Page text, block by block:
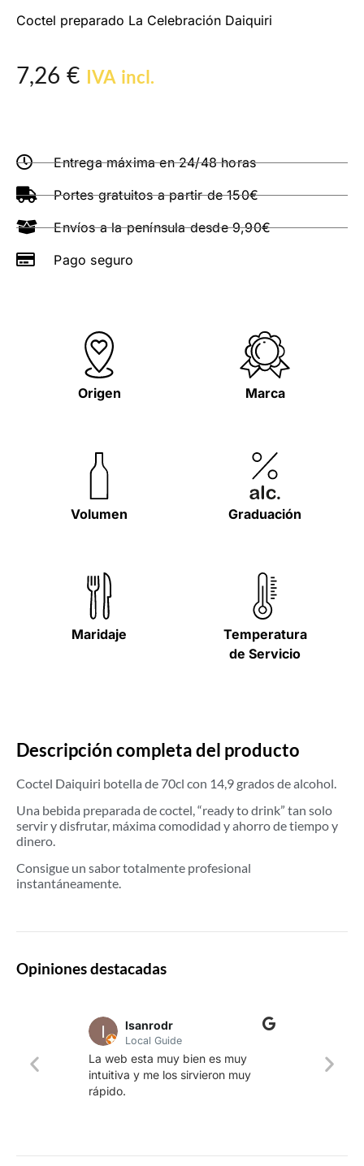
Coctel preparado La Celebración Daiquiri
7,26 € IVA incl.
Entrega máxima en 24/48 horas
Portes gratuitos a partir de 150€
Envíos a la península desde 9,90€
Pago seguro
Origen Marca
Volumen Graduación
Maridaje
Temperatura
de Servicio
Descripción completa del producto
Coctel Daiquiri botella de 70cl con 14,9 grados de alcohol.
Una bebida preparada de coctel, “ready to drink” tan solo
servir y disfrutar, máxima comodidad y ahorro de tiempo y
dinero.
Consigue un sabor totalmente profesional
instantáneamente.
Opiniones destacadas
lsanrodr
Local Guide
La web esta muy bien es muy
intuitiva y me los sirvieron muy
rápido.